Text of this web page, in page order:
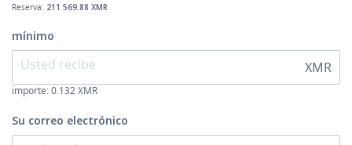
Reserva: 211 569.88 XMR
mínimo
XMR
importe:0.132XMR
Su correo electrónico